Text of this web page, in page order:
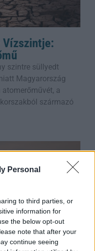
Personal
to third parties, or
information for
the below opt-out
note that after your
continue seeing
Vízszintje:
szintre süllyedt
Magyarország
a
származó